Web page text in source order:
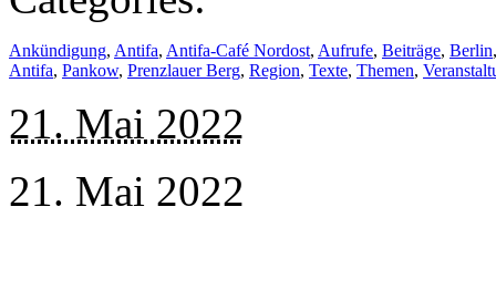
Ankündigung, Antifa, Antifa-Café Nordost, Aufrufe, Beiträge, Berlin
Antifa, Pankow, Prenzlauer Berg, Region, Texte, Themen,
21. Mai 2022
21. Mai 2022